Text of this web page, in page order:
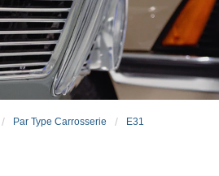
Par Type Carrosserie E31